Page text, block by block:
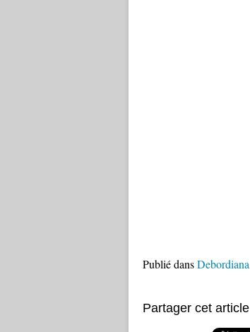
Publié dansDebordiana
Partager cet article